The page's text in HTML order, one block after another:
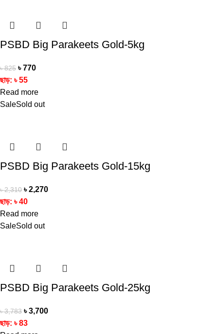
PSBD Big Parakeets Gold-5kg
৳825 ৳770
ছাড়: ৳55
Read more
SaleSold out
PSBD Big Parakeets Gold-15kg
৳2,310 ৳2,270
ছাড়: ৳40
Read more
SaleSold out
PSBD Big Parakeets Gold-25kg
৳3,783 ৳3,700
ছাড়: ৳83